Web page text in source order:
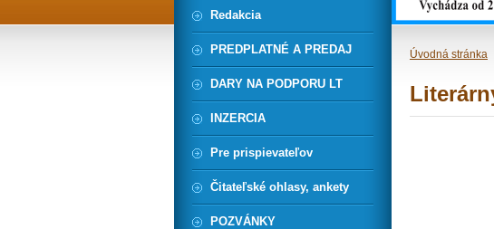
Úvodná stránka
Redakcia
PREDPLATNÉ A PREDAJ
DARY NA PODPORU LT
INZERCIA
Pre prispievateľov
Čitateľské ohlasy, ankety
POZVÁNKY